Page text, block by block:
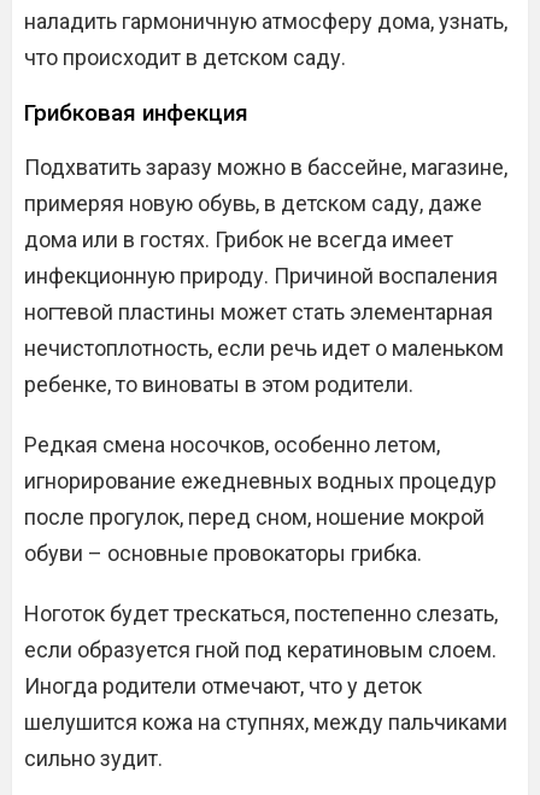
наладить гармоничную атмосферу дома, узнать,
что происходит в детском саду.
Грибковая инфекция
Подхватить заразу можно в бассейне, магазине,
примеряя новую обувь, в детском саду, даже
дома или в гостях. Грибок не всегда имеет
инфекционную природу. Причиной воспаления
ногтевой пластины может стать элементарная
нечистоплотность, если речь идет о маленьком
ребенке, то виноваты в этом родители.
Редкая смена носочков, особенно летом,
игнорирование ежедневных водных процедур
после прогулок, перед сном, ношение мокрой
обуви – основные провокаторы грибка.
Ноготок будет трескаться, постепенно слезать,
если образуется гной под кератиновым слоем.
Иногда родители отмечают, что у деток
шелушится кожа на ступнях, между пальчиками
сильно зудит.